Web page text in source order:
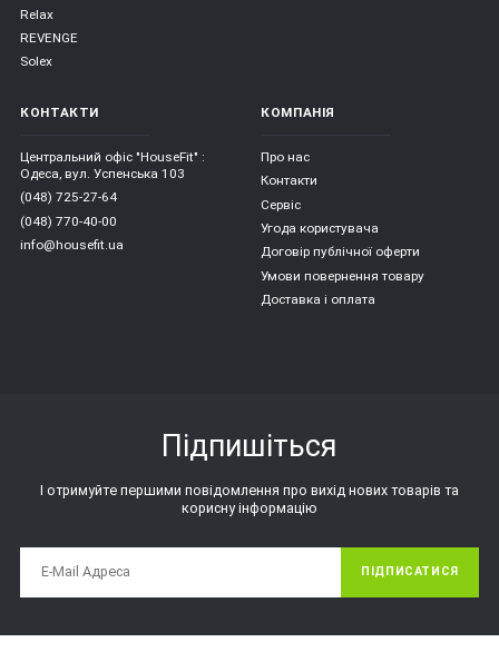
Relax
REVENGE
Solex
КОНТАКТИ
Центральний офіс "HouseFit" :
Одеса, вул. Успенська 103
(048) 725-27-64
(048) 770-40-00
info@housefit.ua
КОМПАНІЯ
Про нас
Контакти
Сервіс
Угода користувача
Договір публічної оферти
Умови повернення товару
Доставка і оплата
Підпишіться
І отримуйте першими повідомлення про вихід нових товарів та
корисну інформацію
ПІДПИСАТИСЯ